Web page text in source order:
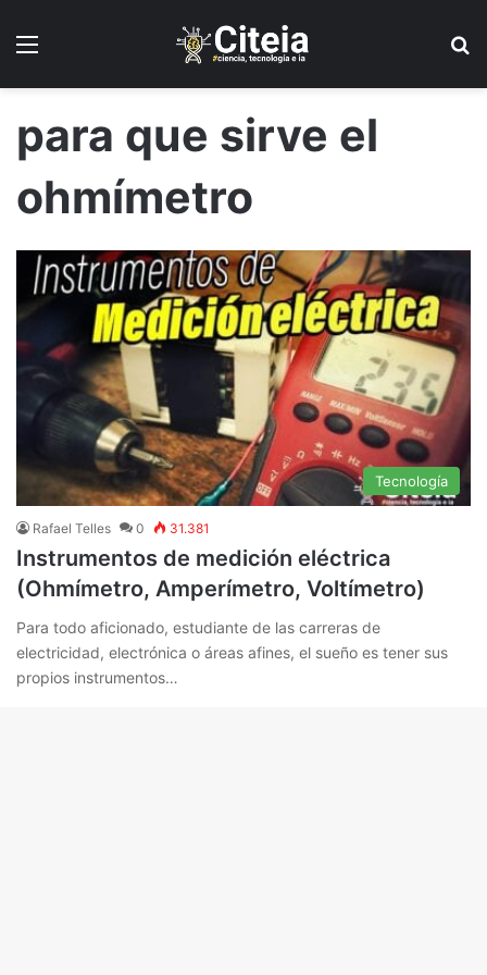
para que sirve el
ohmímetro
Tecnología
Rafael Telles 0 31.381
Instrumentos de medición eléctrica
(Ohmímetro, Amperímetro, Voltímetro)
Para todo aficionado, estudiante de las carreras de
electricidad, electrónica o áreas afines, el sueño es tener sus
propios instrumentos…